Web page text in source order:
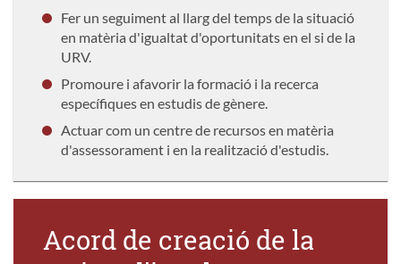
Fer un seguiment al llarg del temps de la situació
en matèria d'igualtat d'oportunitats en el si de la
URV.
Promoure i afavorir la formació i la recerca
específiques en estudis de gènere.
Actuar com un centre de recursos en matèria
d'assessorament i en la realització d'estudis.
Acord de creació de la